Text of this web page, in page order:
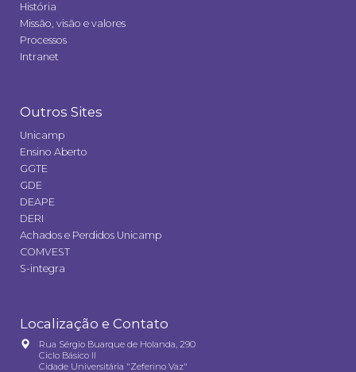
História
Missão, visão e valores
Processos
Intranet
Outros Sites
Unicamp
Ensino Aberto
GGTE
GDE
DEAPE
DERI
Achados e Perdidos Unicamp
COMVEST
S-integra
Localização e Contato
Rua Sérgio Buarque de Holanda, 290
Ciclo Básico II
Cidade Universitária "Zeferino Vaz"